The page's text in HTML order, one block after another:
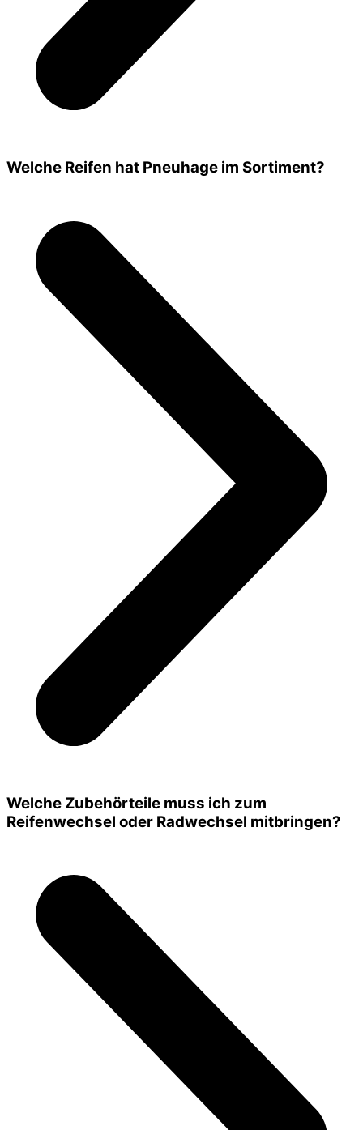
Welche Reifen hat Pneuhage im Sortiment?
Welche Zubehörteile muss ich zum
Reifenwechsel oder Radwechsel mitbringen?